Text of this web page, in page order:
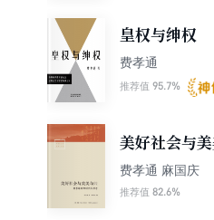
皇权与绅权
费孝通
推荐值 95.7%
美好社会与
费孝通 麻国庆
推荐值 82.6%